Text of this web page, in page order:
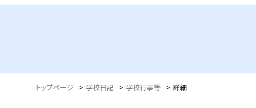
トップページ > 学校日記 > 学校行事等 > 詳細